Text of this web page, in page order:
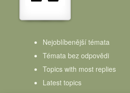
Nejoblíbenější témata
Témata bez odpovědi
Topics with most replies
Latest topics